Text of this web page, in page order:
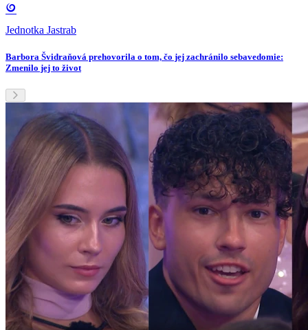
Jednotka Jastrab
Barbora Švidraňová prehovorila o tom, čo jej zachránilo sebavedomie:
Zmenilo jej to život